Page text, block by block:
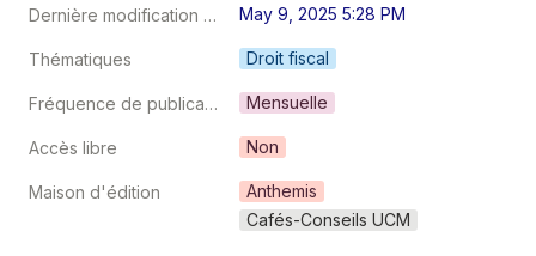
Dernière modification au May 9, 2025 5:28 PM
Thématiques Droit fiscal
Fréquence de publication Mensuelle
Accès libre Non
Maison d'édition
Anthemis
Cafés-Conseils UCM